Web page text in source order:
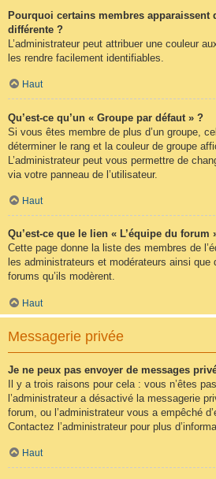
Pourquoi certains membres apparaissent
différente ?
L’administrateur peut attribuer une couleur
les rendre facilement identifiables.
Haut
Qu’est-ce qu’un « Groupe par défaut » ?
Si vous êtes membre de plus d’un groupe,
déterminer le rang et la couleur de groupe
L’administrateur peut vous permettre de
via votre panneau de l’utilisateur.
Haut
Qu’est-ce que le lien « L’équipe du forum
Cette page donne la liste des membres de
les administrateurs et modérateurs ainsi que
forums qu’ils modèrent.
Haut
Messagerie privée
Je ne peux pas envoyer de messages
Il y a trois raisons pour cela : vous n’êtes
l’administrateur a désactivé la messagerie
forum, ou l’administrateur vous a empêché
Contactez l’administrateur pour plus
Haut